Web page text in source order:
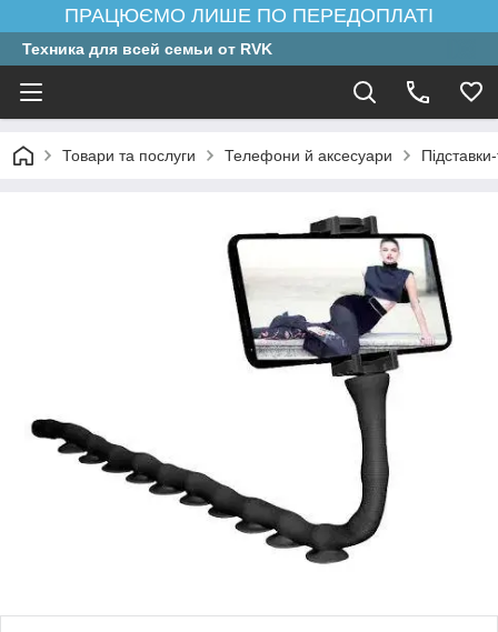
ПРАЦЮЄМО ЛИШЕ ПО ПЕРЕДОПЛАТІ
Техника для всей семьи от RVK
Товари та послуги Телефони й аксесуари